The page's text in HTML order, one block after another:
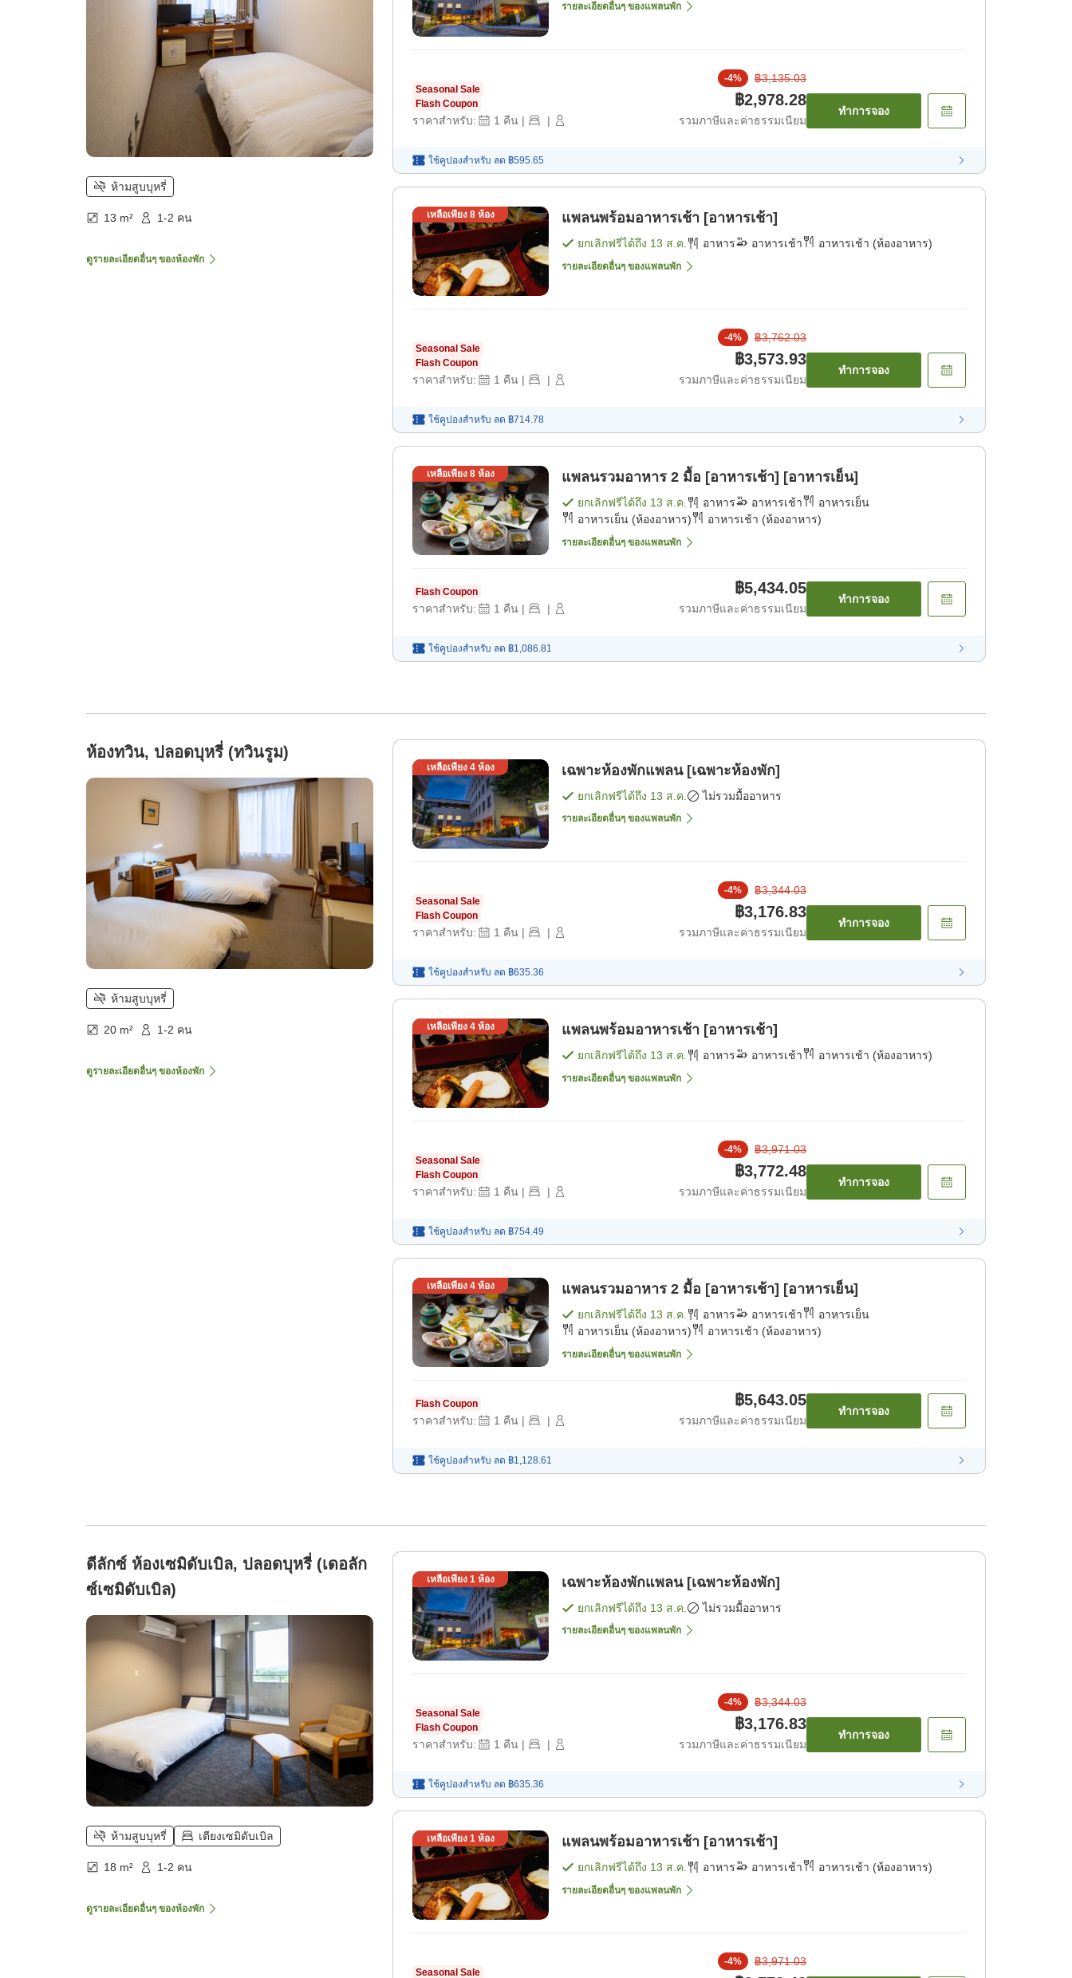
ห้ามสูบบุหรี่
13 m² 1-2 คน
ดูรายละเอียดอื่นๆ ของห้องพัก
รายละเอียดอื่นๆ ของแพลนพัก
Seasonal Sale
Flash Coupon
ราคาสำหรับ: 1 คืน | |
-4% ฿3,135.03
฿2,978.28
รวมภาษีและค่าธรรมเนียม
ทำการจอง
ใช้คูปองสำหรับ ลด ฿595.65
เหลือเพียง 8ห้อง แพลนพร้อมอาหารเช้า [อาหารเช้า]
ยกเลิกฟรีได้ถึง 13 ส.ค. อาหาร อาหารเช้า อาหารเช้า (ห้องอาหาร)
รายละเอียดอื่นๆ ของแพลนพัก
Seasonal Sale
Flash Coupon
ราคาสำหรับ: 1 คืน | |
-4% ฿3,762.03
฿3,573.93
รวมภาษีและค่าธรรมเนียม
ทำการจอง
ใช้คูปองสำหรับ ลด ฿714.78
เหลือเพียง 8ห้อง แพลนรวมอาหาร 2 มื้อ [อาหารเช้า] [อาหารเย็น]
ยกเลิกฟรีได้ถึง 13 ส.ค. อาหาร อาหารเช้า
อาหารเย็น
อาหารเย็น (ห้องอาหาร)
อาหารเช้า (ห้องอาหาร)
รายละเอียดอื่นๆ ของแพลนพัก
Flash Coupon
ราคาสำหรับ: 1 คืน | |
฿5,434.05
รวมภาษีและค่าธรรมเนียม
ทำการจอง
ใช้คูปองสำหรับ ลด ฿1,086.81
ห้องทวิน, ปลอดบุหรี่ (ทวินรูม)
ห้ามสูบบุหรี่
20 m² 1-2 คน
ดูรายละเอียดอื่นๆ ของห้องพัก
เหลือเพียง 4ห้อง เฉพาะห้องพักแพลน [เฉพาะห้องพัก]
ยกเลิกฟรีได้ถึง 13 ส.ค. ไม่รวมมื้ออาหาร
รายละเอียดอื่นๆ ของแพลนพัก
Seasonal Sale
Flash Coupon
ราคาสำหรับ: 1 คืน | |
-4% ฿3,344.03
฿3,176.83
รวมภาษีและค่าธรรมเนียม
ทำการจอง
ใช้คูปองสำหรับ ลด ฿635.36
เหลือเพียง 4ห้อง แพลนพร้อมอาหารเช้า [อาหารเช้า]
ยกเลิกฟรีได้ถึง 13 ส.ค. อาหาร อาหารเช้า อาหารเช้า (ห้องอาหาร)
รายละเอียดอื่นๆ ของแพลนพัก
Seasonal Sale
Flash Coupon
ราคาสำหรับ: 1 คืน | |
-4% ฿3,971.03
฿3,772.48
รวมภาษีและค่าธรรมเนียม
ทำการจอง
ใช้คูปองสำหรับ ลด ฿754.49
เหลือเพียง 4ห้อง แพลนรวมอาหาร 2 มื้อ [อาหารเช้า] [อาหารเย็น]
ยกเลิกฟรีได้ถึง 13 ส.ค. อาหาร อาหารเช้า
อาหารเย็น
อาหารเย็น (ห้องอาหาร)
อาหารเช้า (ห้องอาหาร)
รายละเอียดอื่นๆ ของแพลนพัก
Flash Coupon
ราคาสำหรับ: 1 คืน | |
฿5,643.05
รวมภาษีและค่าธรรมเนียม
ทำการจอง
ใช้คูปองสำหรับ ลด ฿1,128.61
ดีลักซ์ ห้องเซมิดับเบิล, ปลอดบุหรี่ (เดอลัก
ซ์เซมิดับเบิล)
ห้ามสูบบุหรี่ เตียงเซมิดับเบิล
18 m² 1-2 คน
ดูรายละเอียดอื่นๆ ของห้องพัก
เหลือเพียง 1ห้อง เฉพาะห้องพักแพลน [เฉพาะห้องพัก]
ยกเลิกฟรีได้ถึง 13 ส.ค. ไม่รวมมื้ออาหาร
รายละเอียดอื่นๆ ของแพลนพัก
Seasonal Sale
Flash Coupon
ราคาสำหรับ: 1 คืน | |
-4% ฿3,344.03
฿3,176.83
รวมภาษีและค่าธรรมเนียม
ทำการจอง
ใช้คูปองสำหรับ ลด ฿635.36
เหลือเพียง 1ห้อง แพลนพร้อมอาหารเช้า [อาหารเช้า]
ยกเลิกฟรีได้ถึง 13 ส.ค. อาหาร อาหารเช้า อาหารเช้า (ห้องอาหาร)
รายละเอียดอื่นๆ ของแพลนพัก
Seasonal Sale
-4% ฿3,971.03